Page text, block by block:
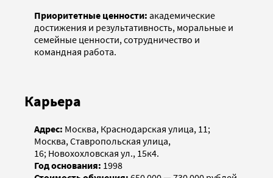
Приоритетные ценности: академические
достижения и результативность, моральные и
семейные ценности, сотрудничество и
командная работа.
Карьера
Адрес: Москва, Краснодарская улица, 11;
Москва, Ставропольская улица,
16; Новохохловская ул., 15к4.
Год основания: 1998